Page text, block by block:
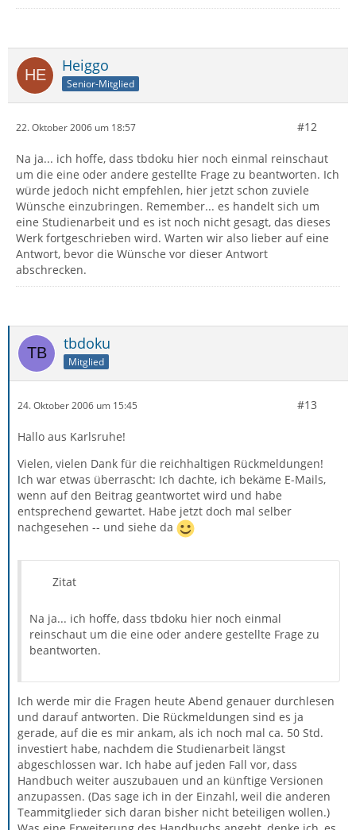
Heiggo
Senior-Mitglied
22. Oktober 2006 um 18:57 #12
Na ja... ich hoffe, dass tbdoku hier noch einmal reinschaut
um die eine oder andere gestellte Frage zu beantworten. Ich
würde jedoch nicht empfehlen, hier jetzt schon zuviele
Wünsche einzubringen. Remember... es handelt sich um
eine Studienarbeit und es ist noch nicht gesagt, das dieses
Werk fortgeschrieben wird. Warten wir also lieber auf eine
Antwort, bevor die Wünsche vor dieser Antwort
abschrecken.
tbdoku
Mitglied
24. Oktober 2006 um 15:45 #13
Hallo aus Karlsruhe!
Vielen, vielen Dank für die reichhaltigen Rückmeldungen!
Ich war etwas überrascht: Ich dachte, ich bekäme E-Mails,
wenn auf den Beitrag geantwortet wird und habe
entsprechend gewartet. Habe jetzt doch mal selber
nachgesehen -- und siehe da
Zitat
Na ja... ich hoffe, dass tbdoku hier noch einmal
reinschaut um die eine oder andere gestellte Frage zu
beantworten.
Ich werde mir die Fragen heute Abend genauer durchlesen
und darauf antworten. Die Rückmeldungen sind es ja
gerade, auf die es mir ankam, als ich noch mal ca. 50 Std.
investiert habe, nachdem die Studienarbeit längst
abgeschlossen war. Ich habe auf jeden Fall vor, dass
Handbuch weiter auszubauen und an künftige Versionen
anzupassen. (Das sage ich in der Einzahl, weil die anderen
Teammitglieder sich daran bisher nicht beteiligen wollen.)